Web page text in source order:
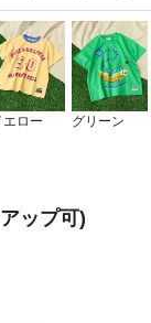
エロー グリーン
ップ可)